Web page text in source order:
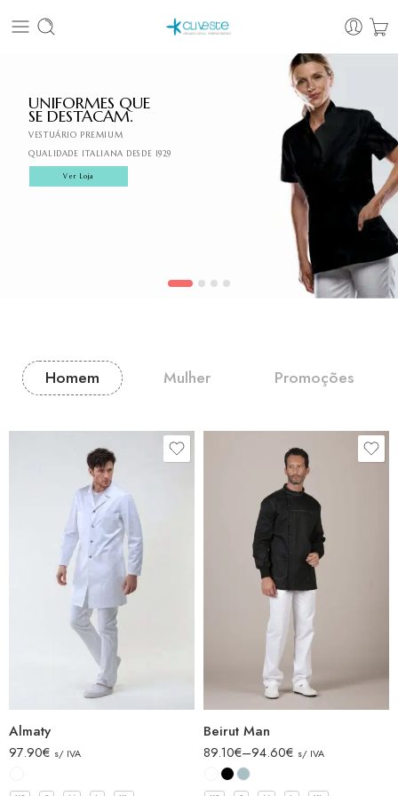
UNIFORMES QUE
SE DESTACAM.
VESTUÁRIO PREMIUM
QUALIDADE ITALIANA DESDE 1929
Ver Loja
Homem Mulher Promoções
Almaty
97.90€ s/ IVA
Beirut Man
89.10€–94.60€ s/ IVA